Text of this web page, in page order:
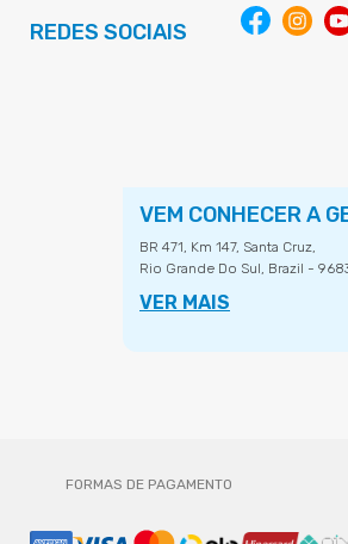
REDES SOCIAIS
VEM CONHECER A
BR 471, Km 147, Santa Cruz,
Rio Grande Do Sul, Brazil -
VER MAIS
FORMAS DE PAGAMENTO